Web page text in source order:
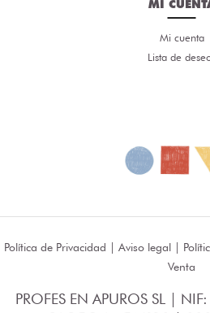
MI
Mi cuenta
Lista de
Política de Privacidad | Aviso legal|
Venta
PROFES EN APUROS SL |